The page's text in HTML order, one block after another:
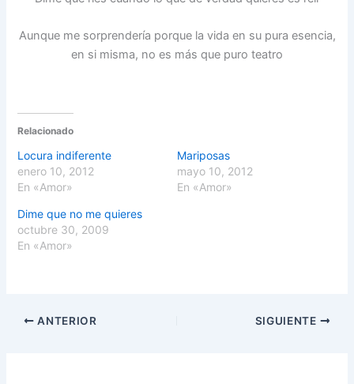
Aunque me sorprendería porque la vida en su pura esencia,
en si misma, no es más que puro teatro
Relacionado
Locura indiferente
enero 10, 2012
En «Amor»
Mariposas
mayo 10, 2012
En «Amor»
Dime que no me quieres
octubre 30, 2009
En «Amor»
ANTERIOR SIGUIENTE